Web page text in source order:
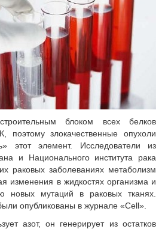
блоком всех белков
злокачественные опухоли
этот элемент. Исследователи из
и Национального института рака
раковых заболеваниях метаболизм
изменения в жидкостях организма и
новых мутаций в раковых тканях.
опубликованы в журнале «Cell».
азот, он генерирует из остатков